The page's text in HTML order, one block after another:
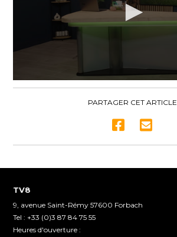
PARTAGER CET ARTICLE
TV8
9, avenue Saint-Rémy 57600 Forbach
Tel : +33 (0)3 87 84 75 55
Heures d'ouverture :